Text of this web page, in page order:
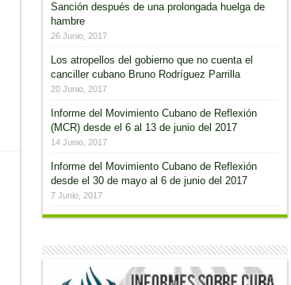
Sanción después de una prolongada huelga de
hambre
26 Junio, 2017
Los atropellos del gobierno que no cuenta el
canciller cubano Bruno Rodríguez Parrilla
20 Junio, 2017
Informe del Movimiento Cubano de Reflexión
(MCR) desde el 6 al 13 de junio del 2017
14 Junio, 2017
Informe del Movimiento Cubano de Reflexión
desde el 30 de mayo al 6 de junio del 2017
7 Junio, 2017